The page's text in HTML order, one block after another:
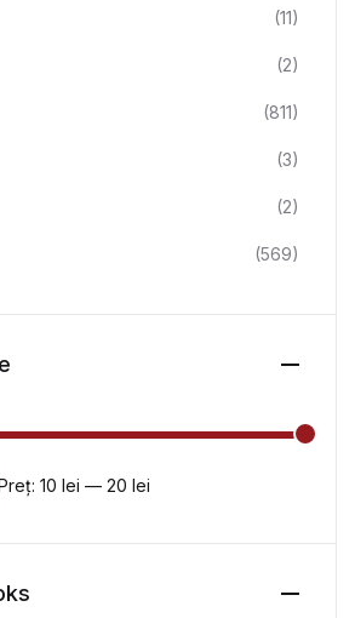
(11)
(2)
(811)
(3)
(2)
(569)
10 lei — 20 lei